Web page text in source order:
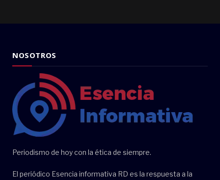
NOSOTROS
Periodismo de hoy con la ética de siempre.
El periódico Esencia informativa RD es la respuesta a la